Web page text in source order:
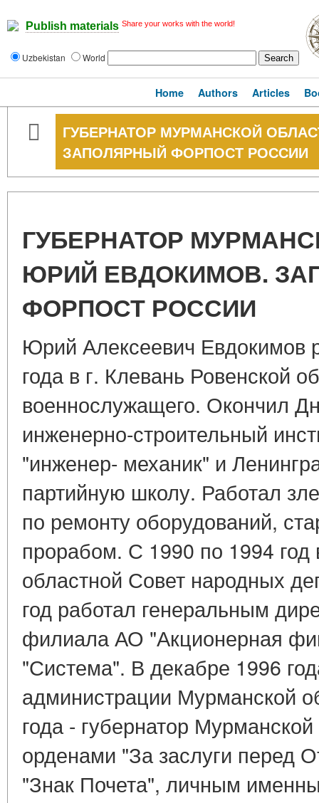
Publish materials Share your works with the world!
Uzbekistan World
Home Authors Articles
ГУБЕРНАТОР МУРМАНСКОЙ
ЗАПОЛЯРНЫЙ ФОРПОСТ РОССИИ
ГУБЕРНАТОР
ЮРИЙ ЕВДОКИМОВ.
ФОРПОСТ РОССИИ
Юрий Алексеевич Евдокимов
года в г. Клевань Ровенской
военнослужащего. Окончил
инженерно-строительный
"инженер- механик" и
партийную школу. Работал
по ремонту оборудований,
прорабом. С 1990 по 1994
областной Совет народных
год работал генеральным
филиала АО "Акционерная
"Система". В декабре 1996
администрации Мурманской
года - губернатор
орденами "За заслуги перед
"Знак Почета", личным